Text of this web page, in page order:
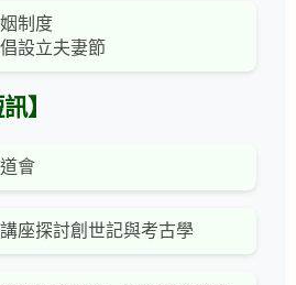
制度
設立夫妻節
】
會
座探討創世記與考古學